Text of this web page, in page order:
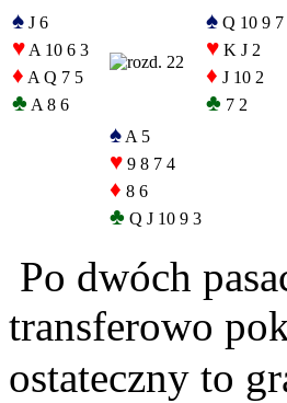
♠ J 6
♥ A 10 6 3
♦ A Q 7 5
♣ A 8 6
♠ Q 10 9 7
♥ K J 2
♦ J 10 2
♣ 7 2
♠ A 5
♥ 9 8 7 4
♦ 8 6
♣ Q J 10 9 3
Po dwóch
transferowo
ostateczny to